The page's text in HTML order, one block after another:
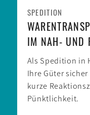
SPEDITION
IM NAH- UND
Als Spedition in
Ihre Güter
kurze
Pünktlichkeit.